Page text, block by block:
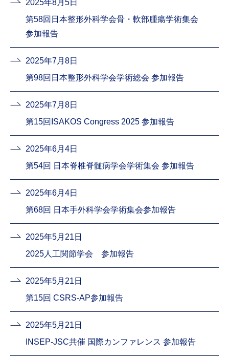
2025年8月5日
第58回日本整形外科学会骨・軟部腫瘍学術集会
参加報告
2025年7月8日
第98回日本整形外科学会学術総会 参加報告
2025年7月8日
第15回ISAKOS Congress 2025 参加報告
2025年6月4日
第54回 日本脊椎脊髄病学会学術集会 参加報告
2025年6月4日
第68回 日本手外科学会学術集会参加報告
2025年5月21日
2025人工関節学会 参加報告
2025年5月21日
第15回 CSRS-AP参加報告
2025年5月21日
INSEP-JSC共催 国際カンファレンス 参加報告